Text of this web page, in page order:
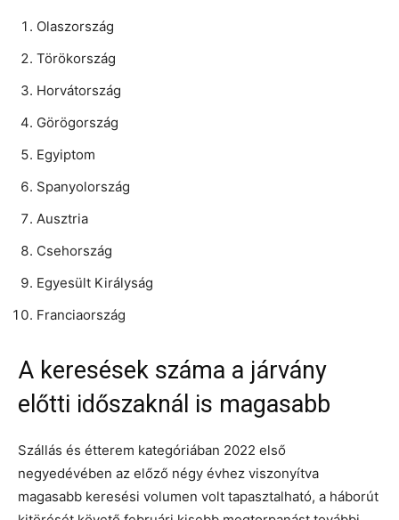
Olaszország
Törökország
Horvátország
Görögország
Egyiptom
Spanyolország
Ausztria
Csehország
Egyesült Királyság
Franciaország
A keresések száma a járvány
előtti időszaknál is magasabb
Szállás és étterem kategóriában 2022 első
negyedévében az előző négy évhez viszonyítva
magasabb keresési volumen volt tapasztalható, a háborút